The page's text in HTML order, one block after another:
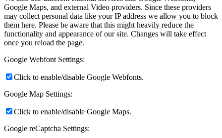
Google Maps, and external Video providers. Since these providers
may collect personal data like your IP address we allow you to block
them here. Please be aware that this might heavily reduce the
functionality and appearance of our site. Changes will take effect
once you reload the page.
Google Webfont Settings:
Click to enable/disable Google Webfonts.
Google Map Settings:
Click to enable/disable Google Maps.
Google reCaptcha Settings: